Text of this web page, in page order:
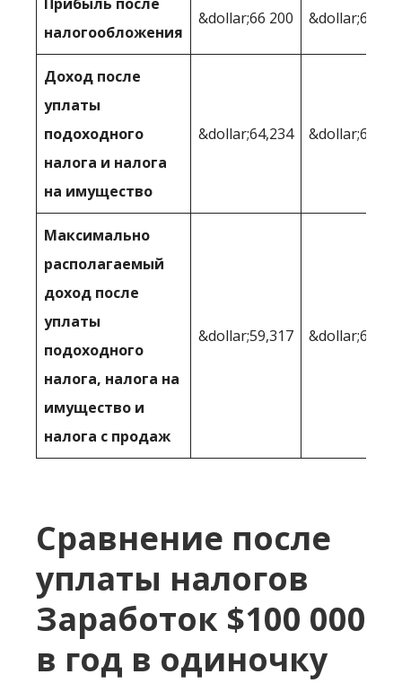
налогообложения
&dollar;66 200
Доход после
уплаты
подоходного
налога и налога
на имущество
&dollar;64,234
Максимально
располагаемый
доход после
уплаты
подоходного
налога, налога на
имущество и
налога с продаж
&dollar;59,317
Сравнение после
уплаты налогов
Заработок $100 000
в год в одиночку